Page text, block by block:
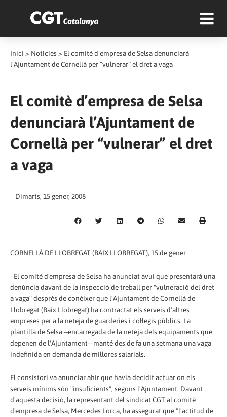
Inici > Notícies > El comitè d’empresa de Selsa denunciarà
l’Ajuntament de Cornellà per “vulnerar” el dret a vaga
El comitè d’empresa de Selsa
denunciarà l’Ajuntament de
Cornellà per “vulnerar” el dret
a vaga
Dimarts, 15 gener, 2008
CORNELLÀ DE LLOBREGAT (BAIX LLOBREGAT), 15 de gener
- El comitè d'empresa de Selsa ha anunciat avui que presentarà una
denúncia davant de la inspecció de treball per "vulneració del dret
a vaga" després de conèixer que l'Ajuntament de Cornellà de
Llobregat (Baix Llobregat) ha contractat els serveis d'altres
empreses per a la neteja de guarderies i col·legis públics. La
plantilla de Selsa --encarregada de la neteja dels equipaments que
depenen de l'Ajuntament-- manté des de fa una setmana una vaga
indefinida en demanda de millores salarials.
El consistori va anunciar ahir que havia decidit actuar on els
serveis mínims són "insuficients", segons l'Ajuntament. Davant
d'aquesta decisió, la representant del sindicat CGT al comitè
d'empresa de Selsa, Mercedes Lorca, ha assegurat que "l'actitud de